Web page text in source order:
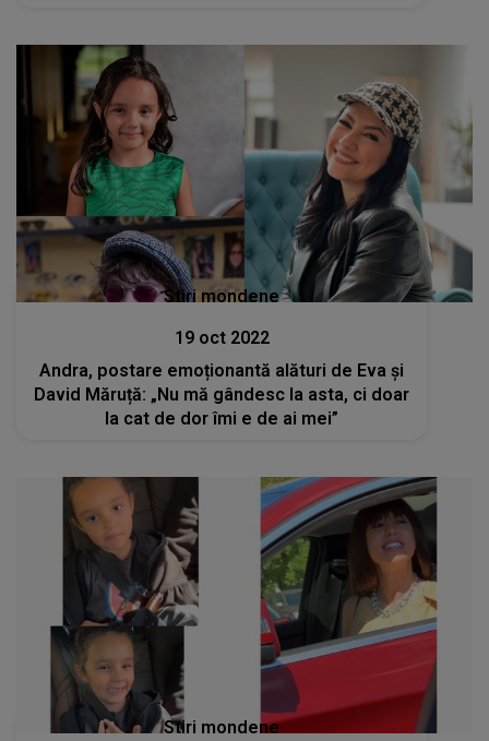
Stiri mondene
19 oct 2022
Andra, postare emoționantă alături de Eva și
David Măruță: „Nu mă gândesc la asta, ci doar
la cat de dor îmi e de ai mei”
Stiri mondene